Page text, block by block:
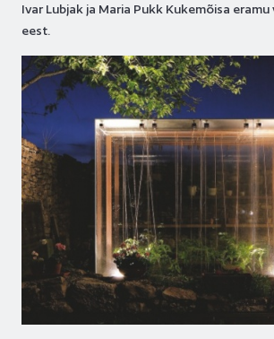
Ivar Lubjak ja Maria Pukk Kukemõisa
eest.